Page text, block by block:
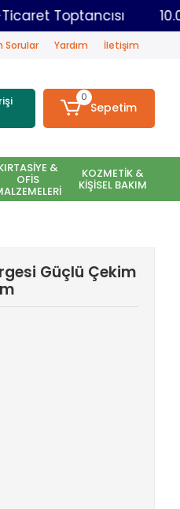
Nesil E-Ticaret
Sorular Yardım İletişim
0
Sepetim
&
OFİS KOZMETİK &
KİŞİSEL BAKIM
Güçlü Çekim